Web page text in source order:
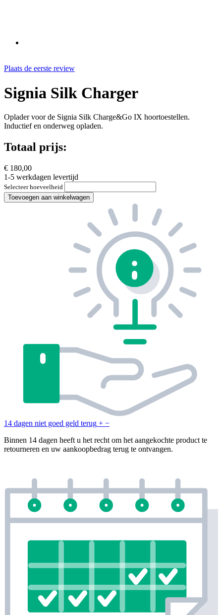
Plaats de eerste review
Signia Silk Charger
Oplader voor de Signia Silk Charge&Go IX hoortoestellen.
Inductief en onderweg opladen.
Totaal prijs:
€ 180,00
1-5 werkdagen levertijd
Selecteer hoeveelheid
Toevoegen aan winkelwagen
14 dagen niet goed geld terug + −
Binnen 14 dagen heeft u het recht om het aangekochte product te
retourneren en uw aankoopbedrag terug te ontvangen.